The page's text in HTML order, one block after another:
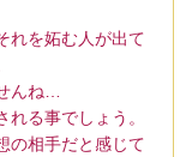
れを妬む人が出て
んね…
る事でしょう。
の相手だと感じて